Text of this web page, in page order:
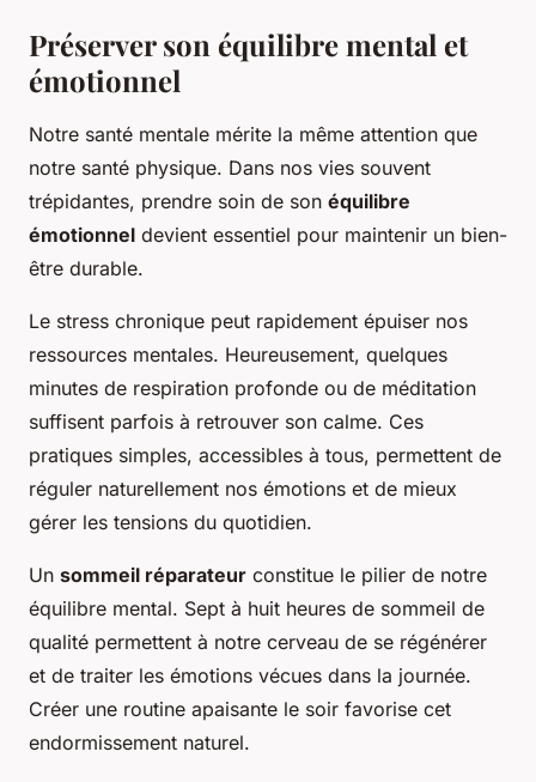
Préserver son équilibre mental et
émotionnel
Notre santé mentale mérite la même attention que
notre santé physique. Dans nos vies souvent
trépidantes, prendre soin de son équilibre
émotionnel devient essentiel pour maintenir un bien-
être durable.
Le stress chronique peut rapidement épuiser nos
ressources mentales. Heureusement, quelques
minutes de respiration profonde ou de méditation
suffisent parfois à retrouver son calme. Ces
pratiques simples, accessibles à tous, permettent de
réguler naturellement nos émotions et de mieux
gérer les tensions du quotidien.
Un sommeil réparateur constitue le pilier de notre
équilibre mental. Sept à huit heures de sommeil de
qualité permettent à notre cerveau de se régénérer
et de traiter les émotions vécues dans la journée.
Créer une routine apaisante le soir favorise cet
endormissement naturel.